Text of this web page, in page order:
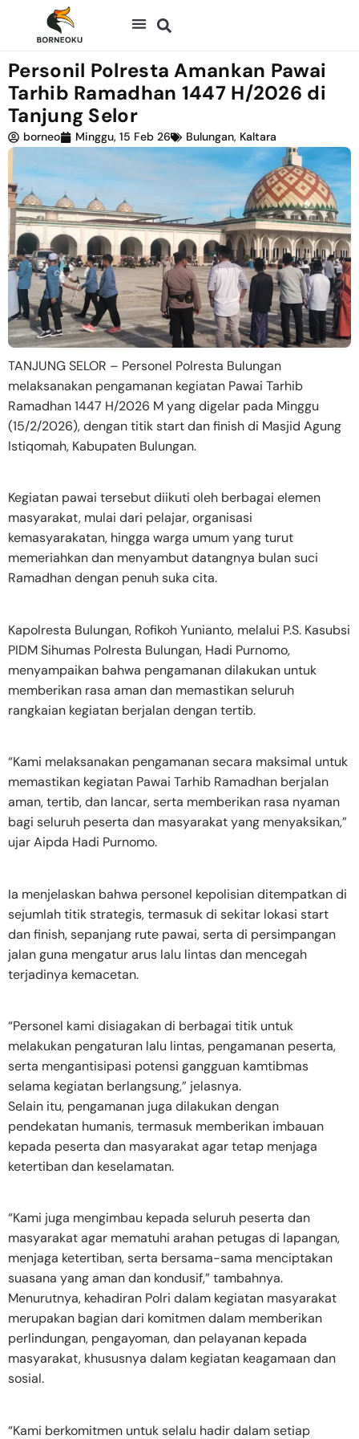
Personil Polresta Amankan Pawai
Tarhib Ramadhan 1447 H/2026 di
Tanjung Selor
borneo Minggu, 15 Feb 26 Bulungan, Kaltara
TANJUNG SELOR – Personel Polresta Bulungan
melaksanakan pengamanan kegiatan Pawai Tarhib
Ramadhan 1447 H/2026 M yang digelar pada Minggu
(15/2/2026), dengan titik start dan finish di Masjid Agung
Istiqomah, Kabupaten Bulungan.
Kegiatan pawai tersebut diikuti oleh berbagai elemen
masyarakat, mulai dari pelajar, organisasi
kemasyarakatan, hingga warga umum yang turut
memeriahkan dan menyambut datangnya bulan suci
Ramadhan dengan penuh suka cita.
Kapolresta Bulungan, Rofikoh Yunianto, melalui P.S. Kasubsi
PIDM Sihumas Polresta Bulungan, Hadi Purnomo,
menyampaikan bahwa pengamanan dilakukan untuk
memberikan rasa aman dan memastikan seluruh
rangkaian kegiatan berjalan dengan tertib.
“Kami melaksanakan pengamanan secara maksimal untuk
memastikan kegiatan Pawai Tarhib Ramadhan berjalan
aman, tertib, dan lancar, serta memberikan rasa nyaman
bagi seluruh peserta dan masyarakat yang menyaksikan,”
ujar Aipda Hadi Purnomo.
Ia menjelaskan bahwa personel kepolisian ditempatkan di
sejumlah titik strategis, termasuk di sekitar lokasi start
dan finish, sepanjang rute pawai, serta di persimpangan
jalan guna mengatur arus lalu lintas dan mencegah
terjadinya kemacetan.
“Personel kami disiagakan di berbagai titik untuk
melakukan pengaturan lalu lintas, pengamanan peserta,
serta mengantisipasi potensi gangguan kamtibmas
selama kegiatan berlangsung,” jelasnya.
Selain itu, pengamanan juga dilakukan dengan
pendekatan humanis, termasuk memberikan imbauan
kepada peserta dan masyarakat agar tetap menjaga
ketertiban dan keselamatan.
“Kami juga mengimbau kepada seluruh peserta dan
masyarakat agar mematuhi arahan petugas di lapangan,
menjaga ketertiban, serta bersama-sama menciptakan
suasana yang aman dan kondusif,” tambahnya.
Menurutnya, kehadiran Polri dalam kegiatan masyarakat
merupakan bagian dari komitmen dalam memberikan
perlindungan, pengayoman, dan pelayanan kepada
masyarakat, khususnya dalam kegiatan keagamaan dan
sosial.
“Kami berkomitmen untuk selalu hadir dalam setiap